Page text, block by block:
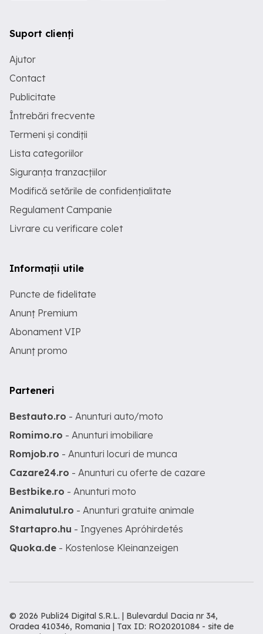
Suport clienți
Ajutor
Contact
Publicitate
Întrebări frecvente
Termeni și condiții
Lista categoriilor
Siguranța tranzacțiilor
Modifică setările de confidențialitate
Regulament Campanie
Livrare cu verificare colet
Informații utile
Puncte de fidelitate
Anunț Premium
Abonament VIP
Anunț promo
Parteneri
Bestauto.ro - Anunturi auto/moto
Romimo.ro - Anunturi imobiliare
Romjob.ro - Anunturi locuri de munca
Cazare24.ro - Anunturi cu oferte de cazare
Bestbike.ro - Anunturi moto
Animalutul.ro - Anunturi gratuite animale
Startapro.hu - Ingyenes Apróhirdetés
Quoka.de - Kostenlose Kleinanzeigen
© 2026 Publi24 Digital S.R.L. | Bulevardul Dacia nr 34,
Oradea 410346, Romania | Tax ID: RO20201084 - site de